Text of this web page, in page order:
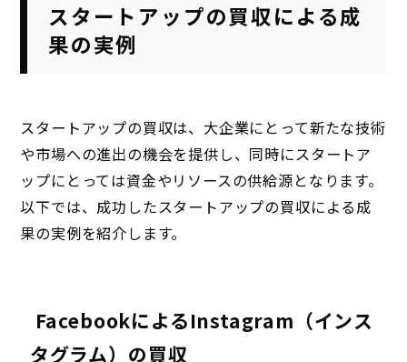
スタートアップの買収による成
果の実例
スタートアップの買収は、大企業にとって新たな技術
や市場への進出の機会を提供し、同時にスタートア
ップにとっては資金やリソースの供給源となります。
以下では、成功したスタートアップの買収による成
果の実例を紹介します。
FacebookによるInstagram（インス
タグラム）の買収